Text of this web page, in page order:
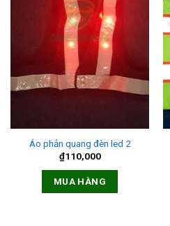
Áo phản quang đèn led 2
₫110,000
MUA HÀNG